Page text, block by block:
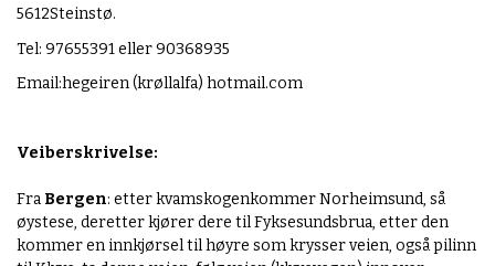
b
n
a
t
-
i
5612Steinstø.
Tel: 97655391 eller 90368935
Email:hegeiren (krøllalfa) hotmail.com
Veiberskrivelse:
Fra Bergen: etterkvamskogenkommerNorheimsund, så
øystese, deretterkjører dere tilFyksesundsbrua, etter den
kommer en innkjørsel til høyre som krysser veien, også pilinn